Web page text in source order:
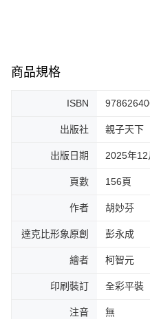
商品規格
ISBN
出版社 親子天下
出版日期 2025年12
頁數 156頁
作者 胡妙芬
達克比形象原創 彭永成
繪者 柯智元
印刷裝訂 全彩平裝
注音 無